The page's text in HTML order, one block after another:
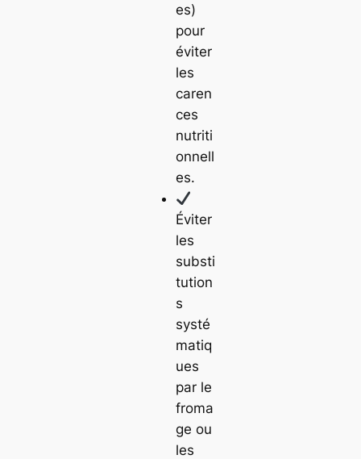
es)
pour
éviter
les
caren
ces
nutriti
onnell
es.
Éviter
les
substi
tution
s
systé
matiq
ues
par le
froma
ge ou
les